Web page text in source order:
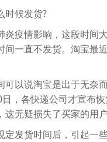
时候发货?
炎疫情影响，这段时间
间一直不发货。淘宝最
可以说淘宝是出于无奈
，各快递公司才宣布
这无疑损失了买家的用
定发货时间后，引起一